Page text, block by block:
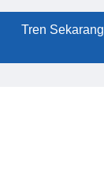
Tren Sekarang